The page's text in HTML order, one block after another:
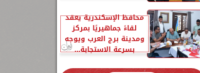
محافظ الإسكندرية يعقد
لقاءً جماهيريًا بمركز
ومدينة برج العرب ويوجه
بسرعة الاستجابة...